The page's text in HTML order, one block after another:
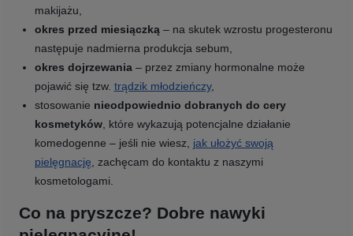
makijażu,
okres przed miesiączką– na skutek wzrostu progesteronu
następuje nadmierna produkcja sebum,
okres dojrzewania– przez zmiany hormonalne może
pojawić się tzw. trądzik młodzieńczy,
stosowanie nieodpowiednio dobranych do cery
kosmetyków, które wykazują potencjalne działanie
komedogenne – jeśli nie wiesz, jak ułożyć swoją
pielęgnację, zachęcam do kontaktu z naszymi
kosmetologami.
Co na pryszcze? Dobre nawyki